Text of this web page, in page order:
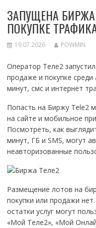
ЗАПУЩЕНА
ПОКУПКЕ
19.07.2026 POWMIN
Оператор Теле2
продаже и покупке
минут, смс и интернет
Попасть на Биржу Tele2
на сайте и мобильное
Посмотреть, как
минут, ГБ и SMS, могут
неавторизованные
Размещение лотов на
покупки или продажи
остатки услуг могут
«Мой Теле2», «Мой